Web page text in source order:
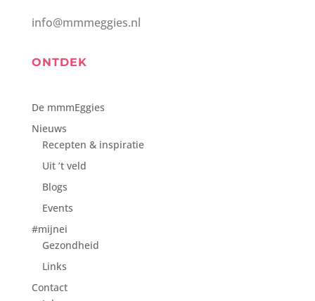
info@mmmeggies.nl
ONTDEK
De mmmEggies
Nieuws
Recepten & inspiratie
Uit ’t veld
Blogs
Events
#mijnei
Gezondheid
Links
Contact